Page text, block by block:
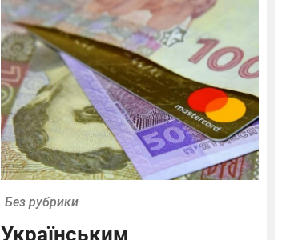
Без рубрики
Українським